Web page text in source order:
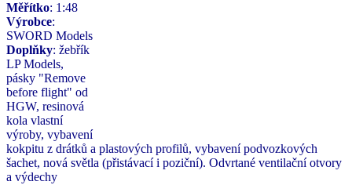
Měřítko: 1:48
Výrobce:
SWORD Models
Doplňky: žebřík
LP Models,
pásky "Remove
before flight" od
HGW, resinová
kola vlastní
výroby, vybavení
kokpitu z drátků a plastových profilů, vybavení podvozkových
šachet, nová světla (přistávací i poziční). Odvrtané ventilační otvory
a výdechy